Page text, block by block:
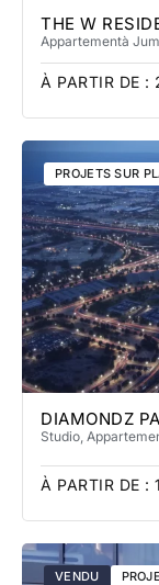
THE W
Appartementà
À PARTIR DE :
PROJETS SUR
DIAMONDZ
Studio,
À PARTIR DE :
VENDU